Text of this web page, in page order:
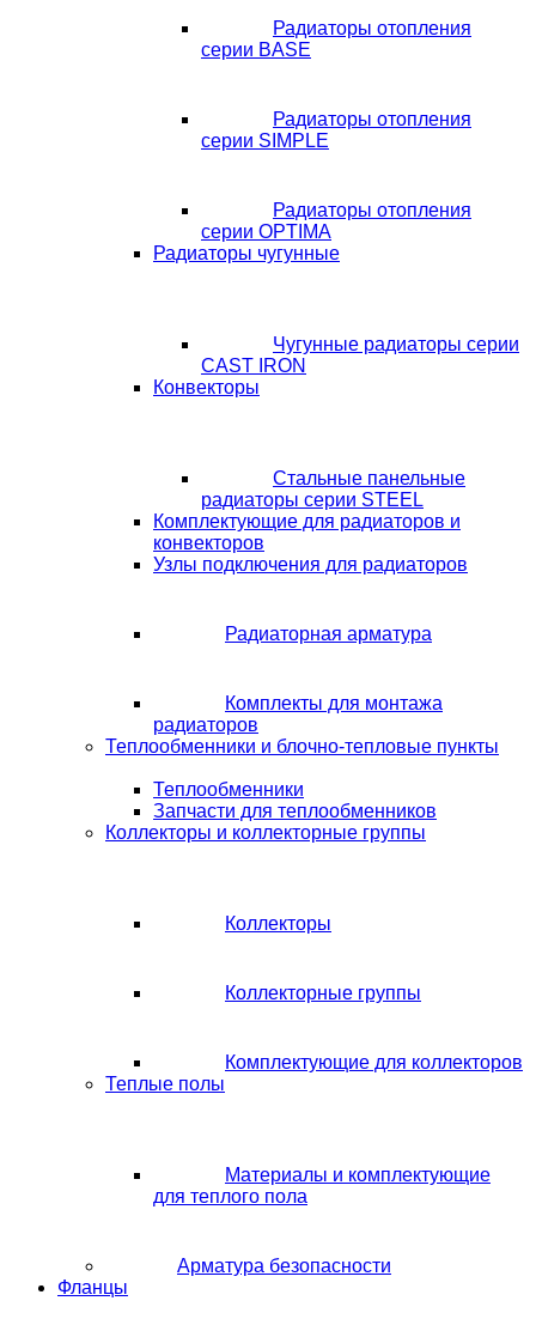
Радиаторы отопления
серии BASE
Радиаторы отопления
серии SIMPLE
Радиаторы отопления
серии OPTIMA
Радиаторы чугунные
Чугунные радиаторы серии
CAST IRON
Конвекторы
Стальные панельные
радиаторы серии STEEL
Комплектующие для радиаторов и
конвекторов
Узлы подключения для радиаторов
Радиаторная арматура
Комплекты для монтажа
радиаторов
Теплообменники и блочно-тепловые пункты
Теплообменники
Запчасти для теплообменников
Коллекторы и коллекторные группы
Коллекторы
Коллекторные группы
Комплектующие для коллекторов
Теплые полы
Материалы и комплектующие
для теплого пола
Арматура безопасности
Фланцы